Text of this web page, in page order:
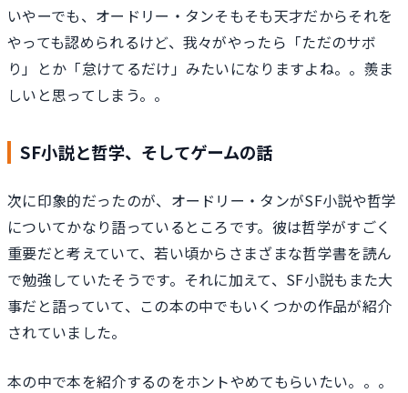
いやーでも、オードリー・タンそもそも天才だからそれを
やっても認められるけど、我々がやったら「ただのサボ
り」とか「怠けてるだけ」みたいになりますよね。。羨ま
しいと思ってしまう。。
SF小説と哲学、そしてゲームの話
次に印象的だったのが、オードリー・タンがSF小説や哲学
についてかなり語っているところです。彼は哲学がすごく
重要だと考えていて、若い頃からさまざまな哲学書を読ん
で勉強していたそうです。それに加えて、SF小説もまた大
事だと語っていて、この本の中でもいくつかの作品が紹介
されていました。
本の中で本を紹介するのをホントやめてもらいたい。。。